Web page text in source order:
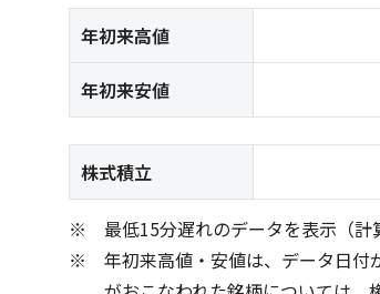
年初来高値
年初来安値
株式積立
最低15分遅れのデータを表示（計
年初来高値・安値は、データ日